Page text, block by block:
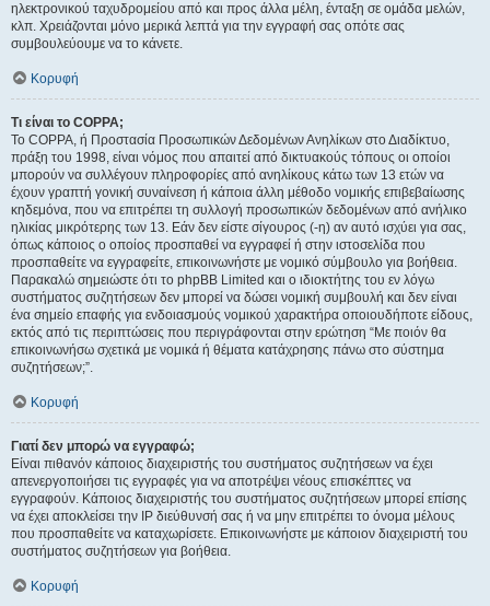
ηλεκτρονικού ταχυδρομείου από και προς άλλα μέλη, ένταξη σε ομάδα μελών,
κλπ. Χρειάζονται μόνο μερικά λεπτά για την εγγραφή σας οπότε σας
συμβουλεύουμε να το κάνετε.
Κορυφή
Τι είναι το COPPA;
Το COPPA, ή Προστασία Προσωπικών Δεδομένων Ανηλίκων στο Διαδίκτυο,
πράξη του 1998, είναι νόμος που απαιτεί από δικτυακούς τόπους οι οποίοι
μπορούν να συλλέγουν πληροφορίες από ανηλίκους κάτω των 13 ετών να
έχουν γραπτή γονική συναίνεση ή κάποια άλλη μέθοδο νομικής επιβεβαίωσης
κηδεμόνα, που να επιτρέπει τη συλλογή προσωπικών δεδομένων από ανήλικο
ηλικίας μικρότερης των 13. Εάν δεν είστε σίγουρος (-η) αν αυτό ισχύει για σας,
όπως κάποιος ο οποίος προσπαθεί να εγγραφεί ή στην ιστοσελίδα που
προσπαθείτε να εγγραφείτε, επικοινωνήστε με νομικό σύμβουλο για βοήθεια.
Παρακαλώ σημειώστε ότι το phpBB Limited και ο ιδιοκτήτης του εν λόγω
συστήματος συζητήσεων δεν μπορεί να δώσει νομική συμβουλή και δεν είναι
ένα σημείο επαφής για ενδοιασμούς νομικού χαρακτήρα οποιουδήποτε είδους,
εκτός από τις περιπτώσεις που περιγράφονται στην ερώτηση “Με ποιόν θα
επικοινωνήσω σχετικά με νομικά ή θέματα κατάχρησης πάνω στο σύστημα
συζητήσεων;”.
Κορυφή
Γιατί δεν μπορώ να εγγραφώ;
Είναι πιθανόν κάποιος διαχειριστής του συστήματος συζητήσεων να έχει
απενεργοποιήσει τις εγγραφές για να αποτρέψει νέους επισκέπτες να
εγγραφούν. Κάποιος διαχειριστής του συστήματος συζητήσεων μπορεί επίσης
να έχει αποκλείσει την IP διεύθυνσή σας ή να μην επιτρέπει το όνομα μέλους
που προσπαθείτε να καταχωρίσετε. Επικοινωνήστε με κάποιον διαχειριστή του
συστήματος συζητήσεων για βοήθεια.
Κορυφή